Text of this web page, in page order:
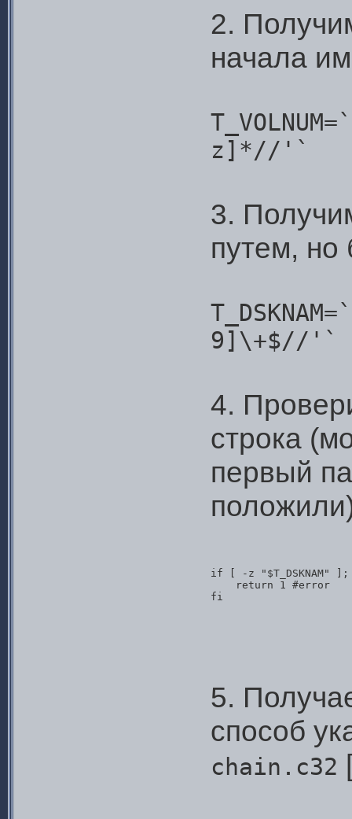
2.
начала
z]*//'`
3.
путем, но
9]\+$//'`
4.
строка
первый
if [ -z "$T_DSKNAM" ];
    return 1 #error
fi
5.
способ
chain.c32